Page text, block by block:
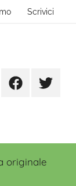
Scrivici
FacebookTwitter
originale